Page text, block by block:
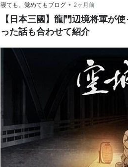
寝ても、覚めてもブログ • 2ヶ月前
【日本三國】龍門辺境将軍が
った話も合わせて紹介